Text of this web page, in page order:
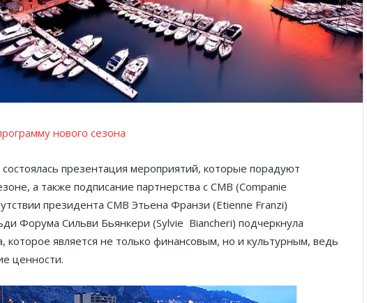
нового сезона
презентация мероприятий, которые порадуют
а также подписание партнерства с CMB (Companie
президента CMB Этьена Франзи (Etienne Franzi)
Форума Сильви Бьянкери (Sylvie Biancheri) подчеркнула
которое является не только финансовым, но и культурным, ведь
ценности.